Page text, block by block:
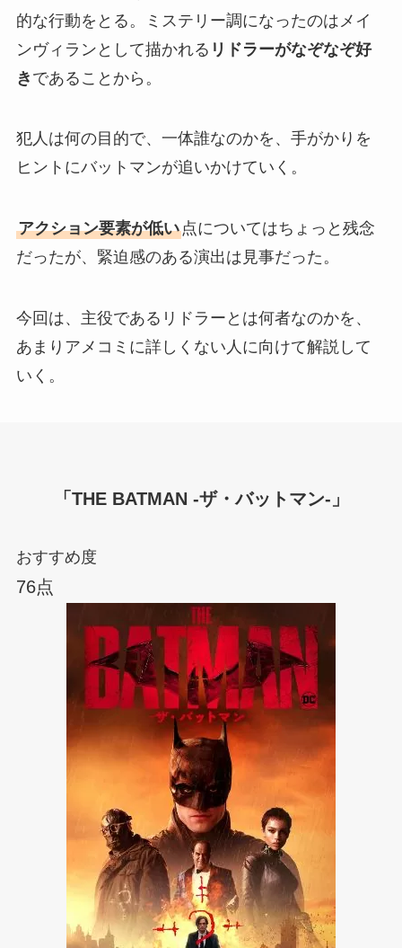
的な行動をとる。ミステリー調になったのはメイ
ンヴィランとして描かれる リドラーがなぞなぞ好
き であることから。
犯人は何の目的で、一体誰なのかを、手がかりを
ヒントにバットマンが追いかけていく。
アクション要素が低い点についてはちょっと残念
だったが、緊迫感のある演出は見事だった。
今回は、主役であるリドラーとは何者なのかを、
あまりアメコミに詳しくない人に向けて解説して
いく。
「THE BATMAN -ザ・バットマン-」
おすすめ度
76点